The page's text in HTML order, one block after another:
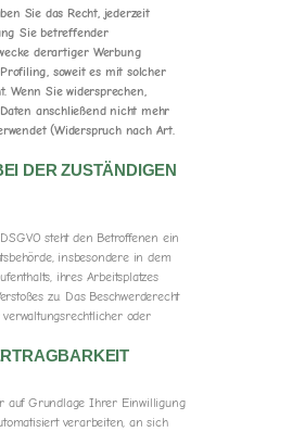
Sie das Recht, jederzeit
Sie betreffender
derartiger Werbung
soweit es mit solcher
Wenn Sie widersprechen,
anschließend nicht mehr
(Widerspruch nach Art.
DER ZUSTÄNDIGEN
steht den Betroffenen ein
insbesondere in dem
ihres Arbeitsplatzes
zu. Das Beschwerderecht
verwaltungsrechtlicher oder
auf Grundlage Ihrer Einwilligung
verarbeiten, an sich